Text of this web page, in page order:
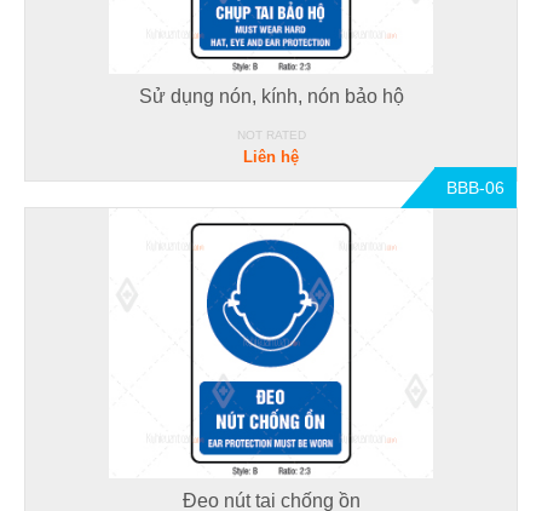
Sử dụng nón, kính, nón bảo hộ
NOT RATED
Liên hệ
BBB-06
Đeo nút tai chống ồn